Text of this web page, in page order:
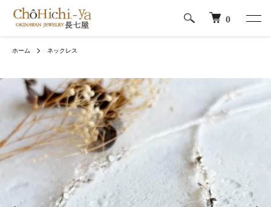
0
ホーム ネックレス